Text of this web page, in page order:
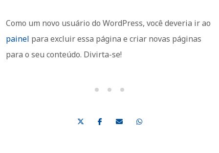
Como um novo usuário do WordPress, você deveria ir ao
painel para excluir essa página e criar novas páginas
para o seu conteúdo. Divirta-se!